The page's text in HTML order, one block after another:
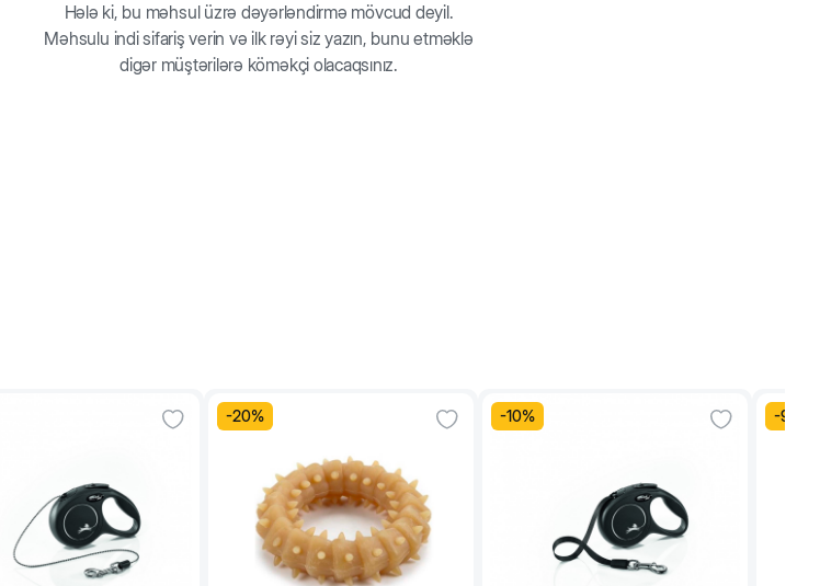
Hələ ki, bu məhsul üzrə dəyərləndirmə mövcud deyil.
Məhsulu indi sifariş verin və ilk rəyi siz yazın, bunu etməklə
digər müştərilərə köməkçi olacaqsınız.
-20% -10% -9